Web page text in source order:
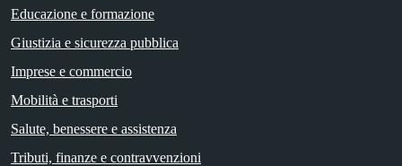
Educazione e formazione
Giustizia e sicurezza pubblica
Imprese e commercio
Mobilità e trasporti
Salute, benessere e assistenza
Tributi, finanze e contravvenzioni